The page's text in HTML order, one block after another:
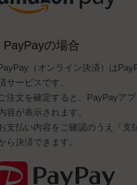
PayPayの場合
（オンライン決済）は
サービスです。
ご注文を確定すると、PayPayア
容が表示されます。
支払い内容をご確認のうえ「支
ら決済できます。